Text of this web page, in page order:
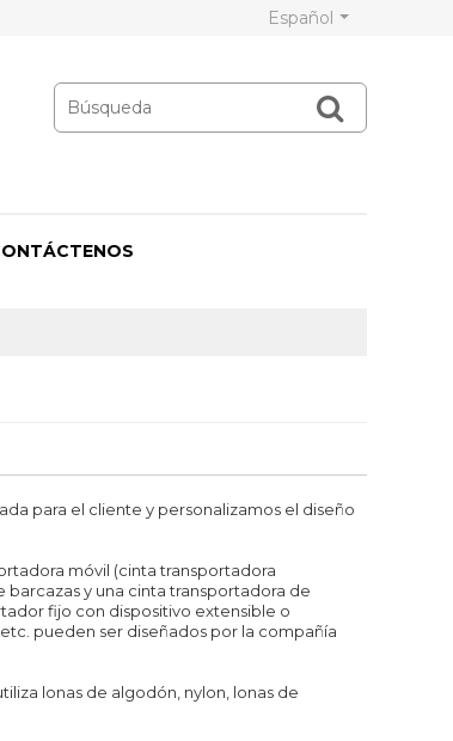
Español
para el cliente y personalizamos el diseño
móvil (cinta transportadora
y una cinta transportadora de
fijo con dispositivo extensible o
pueden ser diseñados por la compañía
lonas de algodón, nylon, lonas de